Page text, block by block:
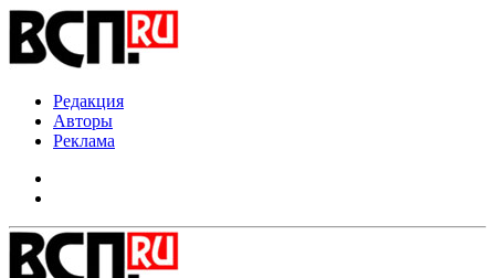
Редакция
Авторы
Реклама